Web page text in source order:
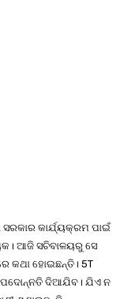
କାର୍ଯ୍ୟକ୍ରମ ପାଇଁ
ଆଜି ସଚିବାଳୟରୁ ସେ
କଥା ହୋଇଛନ୍ତି। 5T
ପଦୋନ୍ନତି ଦିଆଯିବ। ଯିଏ ନ